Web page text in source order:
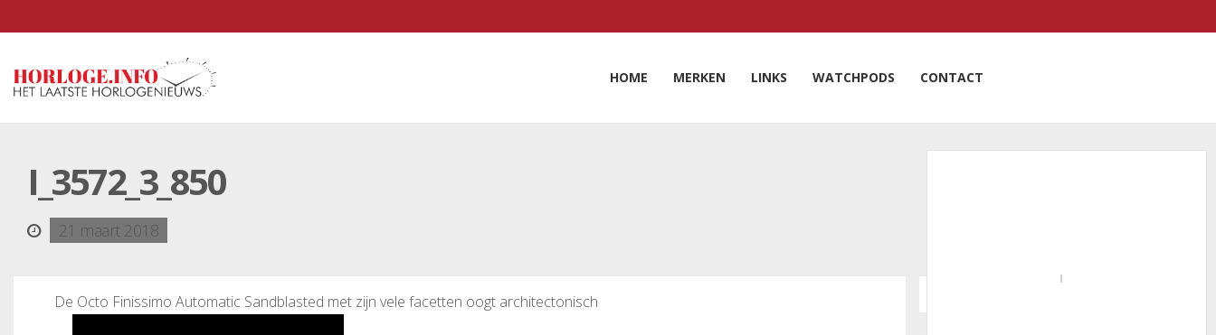
HOME MERKEN LINKS WATCHPODS CONTACT
I_3572_3_850
21 maart 2018
De Octo Finissimo Automatic Sandblasted met zijn vele facetten oogt architectonisch